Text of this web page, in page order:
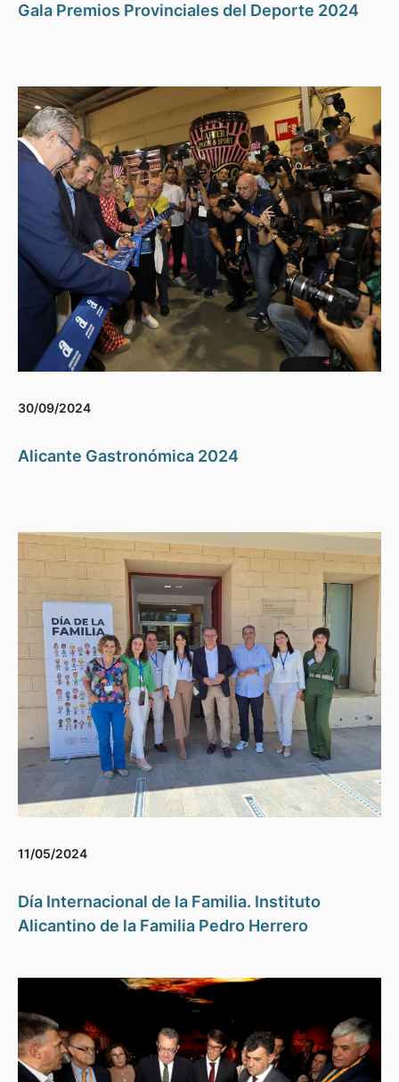
Gala Premios Provinciales del Deporte 2024
30/09/2024
Alicante Gastronómica 2024
11/05/2024
Día Internacional de la Familia. Instituto
Alicantino de la Familia Pedro Herrero